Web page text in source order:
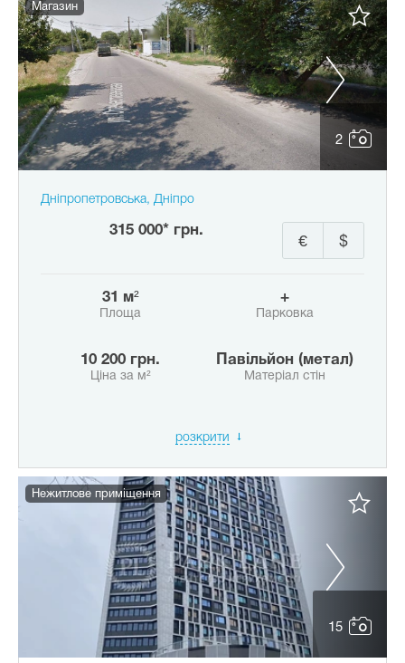
2
Магазин
Дніпропетровська, Дніпро
315 000* грн.
$
€
31 м²
Площа
+
Парковка
10 200 грн.
Ціна за м²
Павільйон (метал)
Матеріал стін
розкрити
15
Нежитлове приміщення